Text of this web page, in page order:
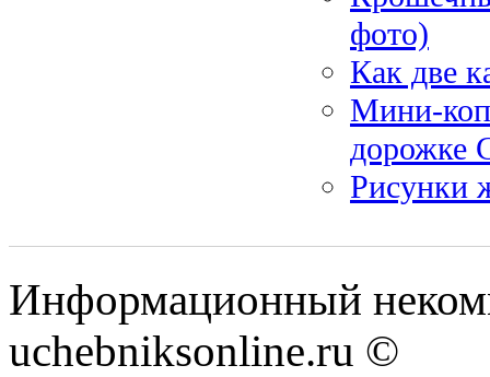
фото)
Как две
Мини-
дорожке
Рисунки
Информационный
uchebniksonline.ru ©